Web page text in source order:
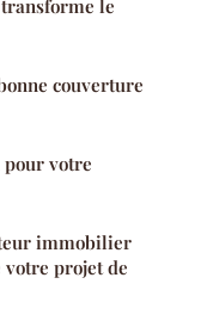
le
couverture
votre
immobilier
projet de